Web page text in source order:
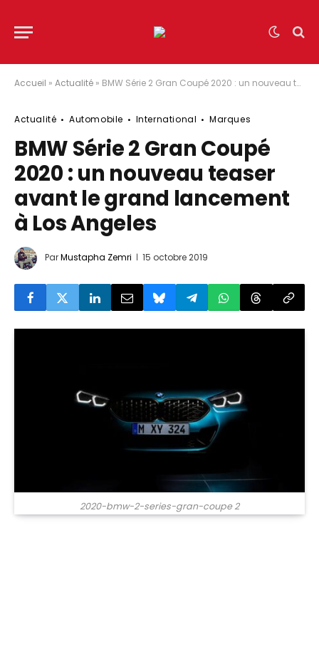
Accueil » Actualité » BMW Série 2 Gran Coupé 2020 : un nouveau teaser avant le grand lancement à Los Angeles
Actualité Automobile International Marques
BMW Série 2 Gran Coupé
2020 : un nouveau teaser
avant le grand lancement
à Los Angeles
ParMustapha Zemri 15 octobre 2019
2020-bmw-2-series-gran-coupe 2